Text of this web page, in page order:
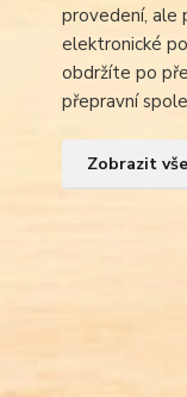
provedení, ale
elektronické
obdržíte po
přepravní
Zobrazit